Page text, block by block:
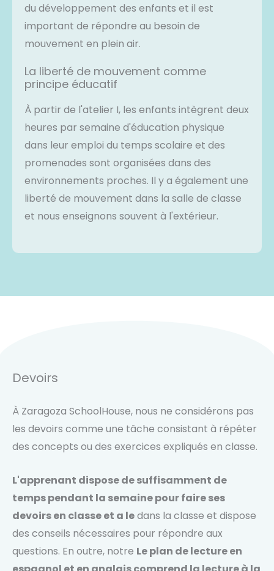
du développement des enfants et il est
important de répondre au besoin de
mouvement en plein air.
La liberté de mouvement comme
principe éducatif
À partir de l'atelier I, les enfants intègrent deux
heures par semaine d'éducation physique
dans leur emploi du temps scolaire et des
promenades sont organisées dans des
environnements proches. Il y a également une
liberté de mouvement dans la salle de classe
et nous enseignons souvent à l'extérieur.
Devoirs
À Zaragoza SchoolHouse, nous ne considérons pas
les devoirs comme une tâche consistant à répéter
des concepts ou des exercices expliqués en classe.
L'apprenant dispose de suffisamment de
temps pendant la semaine pour faire ses
devoirs en classe et a ledans la classe et dispose
des conseils nécessaires pour répondre aux
questions. En outre, notre Le plan de lecture en